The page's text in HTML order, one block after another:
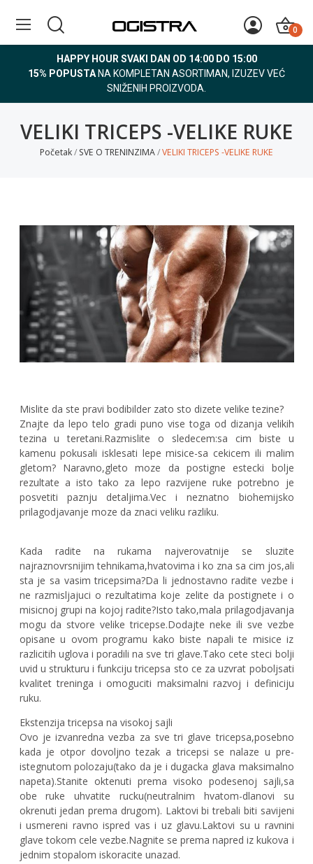
0
HAPPY HOUR SVAKI DAN OD 14:00 DO 15:00
15% POPUSTA NA KOMPLETAN ASORTIMAN, IZUZEV VEĆ
SNIŽENIH PROIZVODA.
VELIKI TRICEPS -VELIKE RUKE
Početak SVE O TRENINZIMA VELIKI TRICEPS -VELIKE RUKE
Mislite da ste pravi bodibilder zato sto dizete velike tezine?
Znajte da lepo telo gradi puno vise toga od dizanja velikih
tezina u teretani.Razmislite o sledecem:sa cim biste u
kamenu pokusali isklesati lepe misice-sa cekicem ili malim
gletom? Naravno,gleto moze da postigne estecki bolje
rezultate a isto tako za lepo razvijene ruke potrebno je
posvetiti paznju detaljima.Vec i neznatno biohemijsko
prilagodjavanje moze da znaci veliku razliku.
Kada radite na rukama najverovatnije se sluzite
najraznovrsnijim tehnikama,hvatovima i ko zna sa cim jos,ali
sta je sa vasim tricepsima?Da li jednostavno radite vezbe i
ne razmisljajuci o rezultatima koje zelite da postignete i o
misicnoj grupi na kojoj radite?Isto tako,mala prilagodjavanja
mogu da stvore velike tricepse.Dodajte neke ili sve vezbe
opisane u ovom programu kako biste napali te misice iz
razlicitih uglova i poradili na sve tri glave.Tako cete steci bolji
uvid u strukturu i funkciju tricepsa sto ce za uzvrat poboljsati
kvalitet treninga i omoguciti maksimalni razvoj i definiciju
ruku.
Ekstenzija tricepsa na visokoj sajli
Ovo je izvanredna vezba za sve tri glave tricepsa,posebno
kada je otpor dovoljno tezak a tricepsi se nalaze u pre-
istegnutom polozaju(tako da je i dugacka glava maksimalno
napeta).Stanite oktenuti prema visoko podesenoj sajli,sa
obe ruke uhvatite rucku(neutralnim hvatom-dlanovi su
okrenuti jedan prema drugom). Laktovi bi trebali biti savijeni
i usmereni ravno ispred vas i uz glavu.Laktovi su u ravnini
glave tokom cele vezbe.Nagnite se prema napred iz kukova i
jednim stopalom iskoracite unazad.